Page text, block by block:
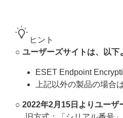
ヒント
○ ユーザーズサイトは、以下
ESET Endpoint
上記以外の製品の場合
○ 2022年2月15日よりユーザ